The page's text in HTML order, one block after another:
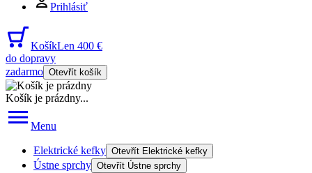
Prihlásiť
KošíkLen 400 €
do dopravy
zadarmo Otevřít košík
Košík je prázdny...
Menu
Elektrické kefky Otevřít Elektrické kefky
Ústne sprchy Otevřít Ústne sprchy